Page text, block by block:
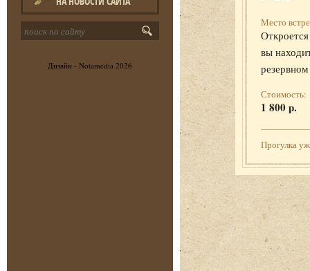
Дизайн - Notamedia 2026
Место
вы
Стоимость:
1 800 р.
Прогулка